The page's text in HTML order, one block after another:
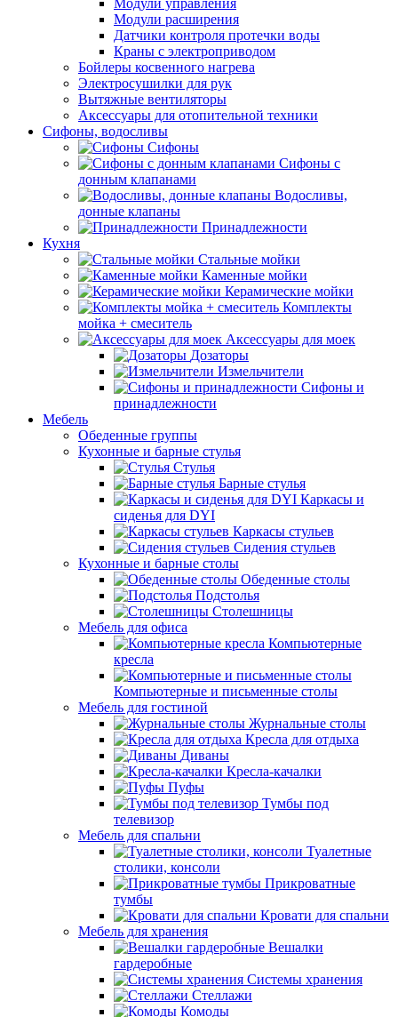
Модули управления
Модули расширения
Датчики контроля протечки воды
Краны с электроприводом
Бойлеры косвенного нагрева
Электросушилки для рук
Вытяжные вентиляторы
Аксессуары для отопительной техники
Сифоны, водосливы
Сифоны
Сифоны с
донным клапанами
Водосливы,
донные клапаны
Принадлежности
Кухня
Стальные мойки
Каменные мойки
Керамические мойки
Комплекты
мойка + смеситель
Аксессуары для моек
Дозаторы
Измельчители
Сифоны и
принадлежности
Мебель
Обеденные группы
Кухонные и барные стулья
Стулья
Барные стулья
Каркасы и
сиденья для DYI
Каркасы стульев
Сидения стульев
Кухонные и барные столы
Обеденные столы
Подстолья
Столешницы
Мебель для офиса
Компьютерные
кресла
Компьютерные и письменные столы
Мебель для гостиной
Журнальные столы
Кресла для отдыха
Диваны
Кресла-качалки
Пуфы
Тумбы под
телевизор
Мебель для спальни
Туалетные
столики, консоли
Прикроватные
тумбы
Кровати для спальни
Мебель для хранения
Вешалки
гардеробные
Системы хранения
Стеллажи
Комоды